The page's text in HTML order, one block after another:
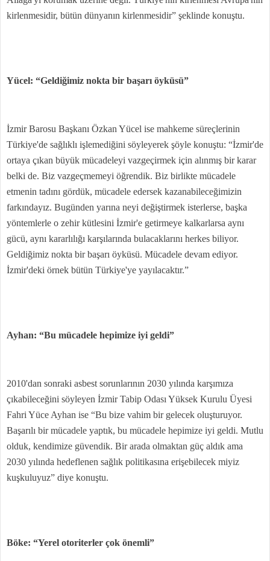
kirlenmesidir, bütün dünyanın kirlenmesidir” şeklinde konuştu.
Yücel: “Geldiğimiz nokta bir başarı öyküsü”
İzmir Barosu Başkanı Özkan Yücel ise mahkeme süreçlerinin
Türkiye'de sağlıklı işlemediğini söyleyerek şöyle konuştu: “İzmir'de
ortaya çıkan büyük mücadeleyi vazgeçirmek için alınmış bir karar
belki de. Biz vazgeçmemeyi öğrendik. Biz birlikte mücadele
etmenin tadını gördük, mücadele edersek kazanabileceğimizin
farkındayız. Bugünden yarına neyi değiştirmek isterlerse, başka
yöntemlerle o zehir kütlesini İzmir'e getirmeye kalkarlarsa aynı
gücü, aynı kararlılığı karşılarında bulacaklarını herkes biliyor.
Geldiğimiz nokta bir başarı öyküsü. Mücadele devam ediyor.
İzmir'deki örnek bütün Türkiye'ye yayılacaktır.”
Ayhan: “Bu mücadele hepimize iyi geldi”
2010'dan sonraki asbest sorunlarının 2030 yılında karşımıza
çıkabileceğini söyleyen İzmir Tabip Odası Yüksek Kurulu Üyesi
Fahri Yüce Ayhan ise “Bu bize vahim bir gelecek oluşturuyor.
Başarılı bir mücadele yaptık, bu mücadele hepimize iyi geldi. Mutlu
olduk, kendimize güvendik. Bir arada olmaktan güç aldık ama
2030 yılında hedeflenen sağlık politikasına erişebilecek miyiz
kuşkuluyuz” diye konuştu.
Böke: “Yerel otoriterler çok önemli”